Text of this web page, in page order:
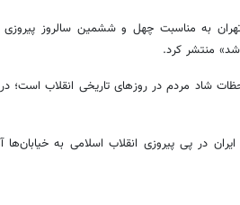
به مناسبت چهل و ششمین سالروز پیروزی
شد» منتشر کرد.
شاد مردم در روزهای تاریخی انقلاب است؛
در پی پیروزی انقلاب اسلامی به